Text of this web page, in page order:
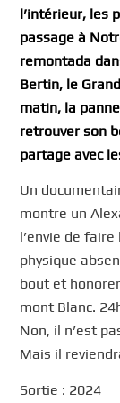
l’intérieur, les
passage à
remontada
Bertin, le
matin, la
retrouver son
partage avec
Un
montre un
l’envie de
physique
bout et
mont Blanc.
Non, il n’est
Mais il
Sortie : 2024